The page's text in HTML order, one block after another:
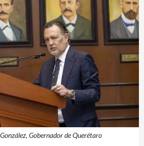
Gobernador de Querétaro